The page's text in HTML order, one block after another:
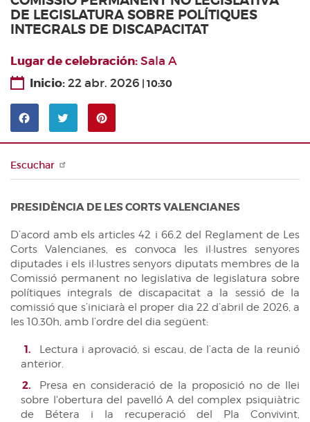
Notícies
Agenda
CERCADOR DE TRAMITACIONS
ARXIU AUDIOVISUAL
INICIATIVES LEGISLATIVES
CRONOGRAMA LEGISLATIU
LLEIS APROVADES
PREGUNTES D'INTERÈS GENERAL
RESOLUCIONS APROVADES
DECLARACIONS INSTITUCIONALS
DEBATS
SERVEIS D'INFORMACIÓ
Arxiu
Biblioteca
Documentació
PUBLICACIONS
Butlletí Oficial de les Corts
Diari de Sessions del Ple
Diari de Sessions de comissions
Diari de la Diputació Permanent
Informe BOC
Publicacions no oficials
Anuari de Dret Parlamentari
ESTADÍSTIQUES PARLAMENTÀRIES
PROJECTES D’ACTES LEGISLATIUS UNIÓ EUROPEA
DE LEGISLATURA SOBRE POLÍTIQUES
INTEGRALS DE DISCAPACITAT
Lugar de celebración Sala A
Inicio 22 abr. 2026 10:30
Comparteix
a
Facebook
Comparteix
a
Twitter
Escuchar
PRESIDÈNCIA DE LES CORTS VALENCIANES
D’acord amb els articles 42 i 66.2 del Reglament de Les
Corts Valencianes, es convoca les il·lustres senyores
diputades i els il·lustres senyors diputats membres de la
Comissió permanent no legislativa de legislatura sobre
polítiques integrals de discapacitat a la sessió de la
comissió que s’iniciarà el proper dia 22 d’abril de 2026, a
les 10.30h, amb l’ordre del dia següent:
Lectura i aprovació, si escau, de l’acta de la reunió
anterior.
Presa en consideració de la proposició no de llei
sobre l'obertura del pavelló A del complex psiquiàtric
de Bétera i la recuperació del Pla Convivint,